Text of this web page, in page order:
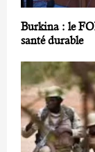
Burkina : le
santé durable